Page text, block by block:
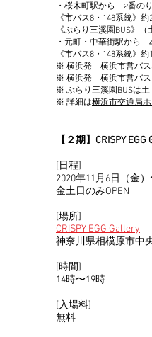
・桜木町駅から 2番の
《市バス8・148系統》
《ぶらり三溪園BUS》
・元町・中華街駅から
《市バス8・148系統》
※ 横浜発 横浜市営バス8
※ 横浜発 横浜市営バス
※ ぶらり三溪園BUSは土
※ 詳細は横浜市交通局
【２期】CRISPY
[日程]
2020年11月6日（金）
金土日のみOPEN
[場所]
CRISPY EGG Gallery
神奈川県相模原市中
[時間]
14時〜19時​
[入場料]
無料